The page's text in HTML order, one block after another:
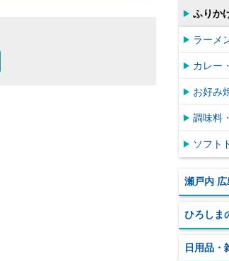
ふりか
ラーメ
カレー
お好み
調味料
ソフト
瀬戸内
ひろしま
日用品・